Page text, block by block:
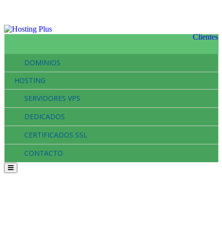
Clientes
DOMINIOS
HOSTING
SERVIDORES VPS
DEDICADOS
CERTIFICADOS SSL
CONTACTO